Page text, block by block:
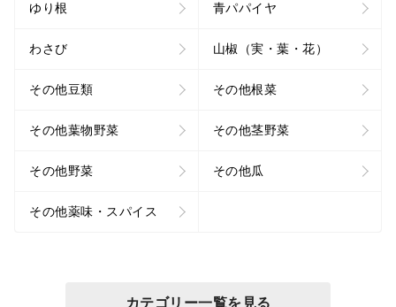
ゆり根 青パパイヤ
わさび 山椒（実・葉・花）
その他豆類 その他根菜
その他葉物野菜 その他茎野菜
その他野菜 その他瓜
その他薬味・スパイス
カテゴリー一覧を見る